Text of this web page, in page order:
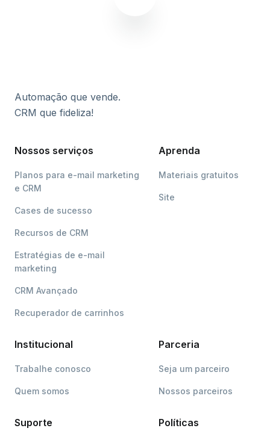
Automação que vende.
CRM que fideliza!
Nossos serviços
Planos para e-mail marketing
e CRM
Cases de sucesso
Recursos de CRM
Estratégias de e-mail
marketing
CRM Avançado
Recuperador de carrinhos
Aprenda
Materiais gratuitos
Site
Institucional
Trabalhe conosco
Quem somos
Parceria
Seja um parceiro
Nossos parceiros
Suporte Políticas